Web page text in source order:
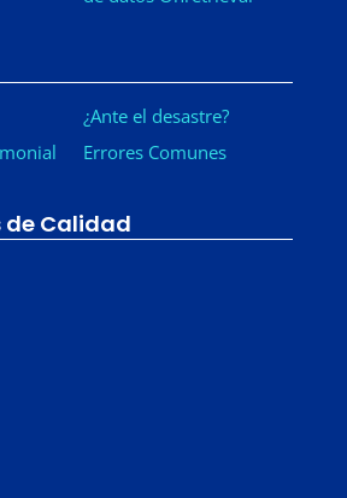
¿Ante el desastre?
Errores Comunes
Calidad